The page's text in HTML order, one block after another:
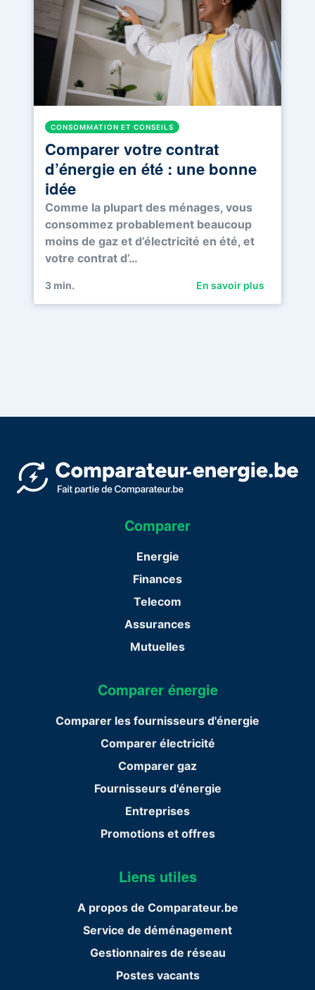
CONSOMMATION ET CONSEILS
Comparer votre contrat
d’énergie en été : une bonne
idée
Comme la plupart des ménages, vous
consommez probablement beaucoup
moins de gaz et d’électricité en été, et
votre contrat d’…
3 min. En savoir plus
Comparer
Energie
Finances
Telecom
Assurances
Mutuelles
Comparer énergie
Comparer les fournisseurs d'énergie
Comparer électricité
Comparer gaz
Fournisseurs d'énergie
Entreprises
Promotions et offres
Liens utiles
A propos de Comparateur.be
Service de déménagement
Gestionnaires de réseau
Postes vacants